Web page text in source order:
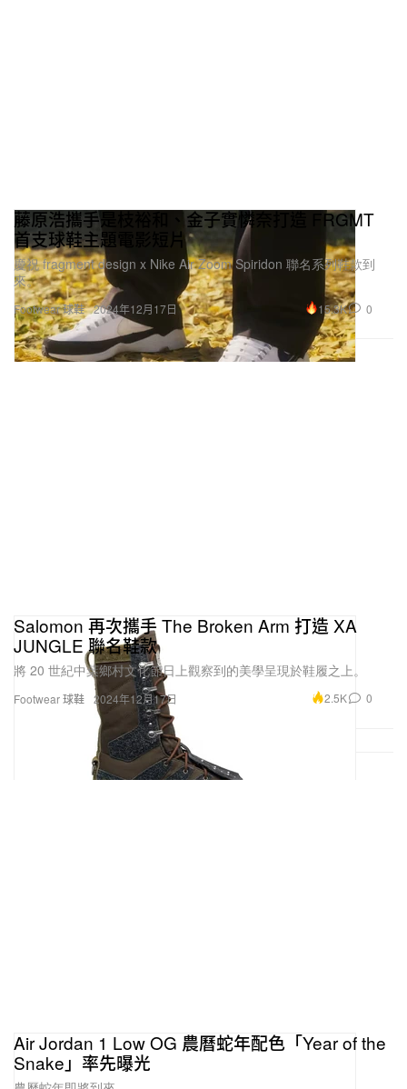
Footwear 球鞋
藤原浩攜手是枝裕和、金子實憐奈打造 FRGMT
首支球鞋主題電影短片
慶祝 fragment design x Nike Air Zoom Spiridon 聯名系列鞋款到
來。
2024年12月17日 15.3K 0
Footwear 球鞋
Salomon 再次攜手 The Broken Arm 打造 XA
JUNGLE 聯名鞋款
將 20 世紀中葉鄉村文化節日上觀察到的美學呈現於鞋履之上。
2024年12月17日 2.5K 0
Air Jordan 1 Low OG 農曆蛇年配色「Year of the
Snake」率先曝光